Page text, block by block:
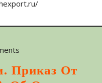
Приказ От